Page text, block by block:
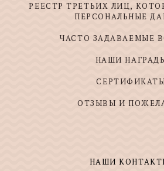
РЕЕСТР ТРЕТЬИХ ЛИЦ,
ПЕРСОНАЛЬНЫЕ
ЧАСТО ЗАДАВАЕМЫЕ
НАШИ
ОТЗЫВЫ И
НАШИ